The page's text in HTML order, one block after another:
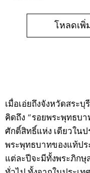
โหลดเพิ่
เมื่อเอ่ยถึงจังหวัดสระ
คิดถึง “รอยพระพุทธบ
ศักดิ์สิทธิ์แห่ง เดียวในป
พระพุทธบาทของแท้ปร
แต่ละปีจะมีทั้งพระภิก